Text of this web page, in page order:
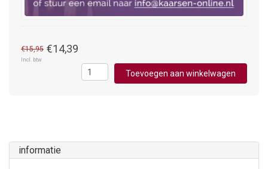
€15,95 €14,39
Incl. btw
Toevoegen aan winkelwagen
informatie